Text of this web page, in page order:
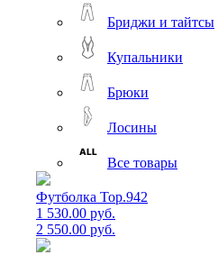
Бриджи и тайтсы
Купальники
Брюки
Лосины
Все товары
Футболка Top.942
1 530.00 руб.
2 550.00 руб.